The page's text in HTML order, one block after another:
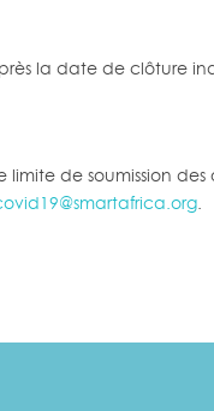
la date de clôture
de soumission